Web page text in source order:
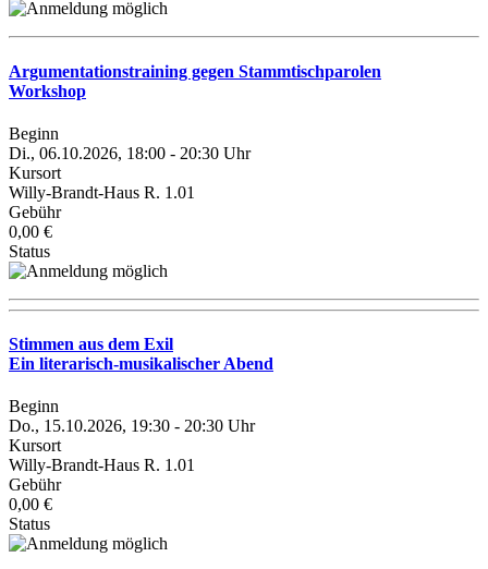
Argumentationstraining gegen Stammtischparolen
Workshop
Beginn
Di., 06.10.2026, 18:00 - 20:30 Uhr
Kursort
Willy-Brandt-Haus R. 1.01
Gebühr
0,00 €
Status
Stimmen aus dem Exil
Ein literarisch-musikalischer Abend
Beginn
Do., 15.10.2026, 19:30 - 20:30 Uhr
Kursort
Willy-Brandt-Haus R. 1.01
Gebühr
0,00 €
Status